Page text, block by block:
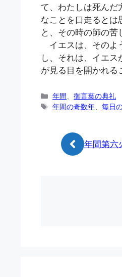
て、わたしは死んだ
なことを口走るとは
と、その時の師の苦
イエスは、そのよ
し、それは、イエ
が見る目を開かれる
カ
テ
年間、御言葉の典礼
タ
年間の奇数年、毎日
年間第六